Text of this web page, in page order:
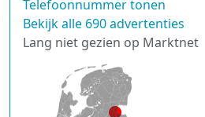
Telefoonnummer tonen
Bekijk alle 690 advertenties
Lang niet gezien op Marktnet